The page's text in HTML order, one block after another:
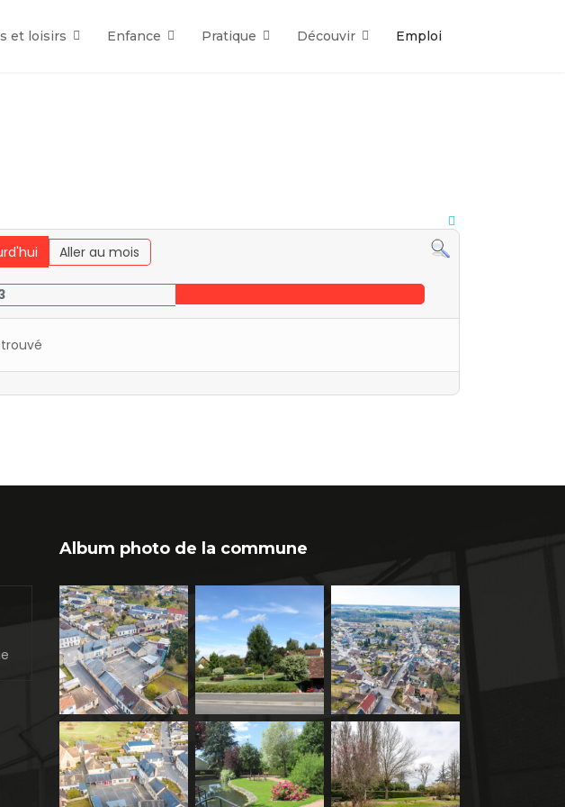
et loisirs Enfance Pratique Découvir Emploi
Aller au mois
Album photo de la commune